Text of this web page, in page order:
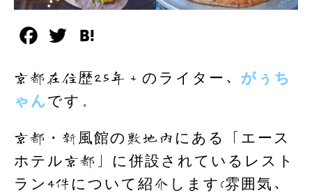
c
e
b
o
i
t
e
r
t
n
a
京都在住歴25年＋のライター、 がぅち
ゃんです。
京都・新風館の敷地内にある「エース
ホテル京都」に併設されているレスト
ラン4件について紹介します(雰囲気、